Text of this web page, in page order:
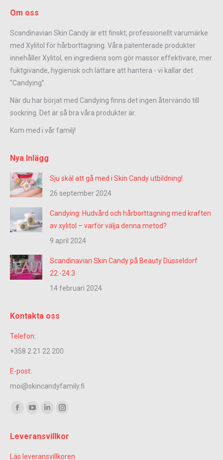
Om oss
Scandinavian Skin Candy är ett finskt, professionellt varumärke
med Xylitol för hårborttagning. Våra patenterade produkter
innehåller Xylitol, en ingrediens som gör massor effektivare, mer
fuktgivande, hygienisk och lättare att hantera - vi kallar det
”Candying”.
När du har börjat med Candying finns det ingen återvändo till
sockring. Det är så bra våra produkter är.
Kom med i vår familj!
Nya Inlägg
Sju skäl att gå med i Skin Candy utbildning!
26 september 2024
Candying: Hudvård och hårborttagning med kraften
av xylitol – varför välja denna metod?
9 april 2024
Scandinavian Skin Candy på Beauty Düsseldorf
22.-24.3
14 februari 2024
Kontakta oss
Telefon:
+358 2 21 22 200
E-post:
moi@skincandyfamily.fi
Du hittar oss på:
Facebook-
öppnas
YouTube-
öppnas
Linkedin-
öppnas
Instagram-
öppnas
Leveransvillkor
Läs leveransvillkoren